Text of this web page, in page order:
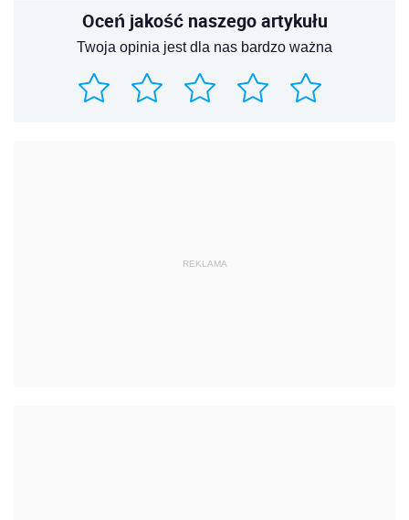
Oceń jakość naszego artykułu
Twoja opinia jest dla nas bardzo ważna
REKLAMA